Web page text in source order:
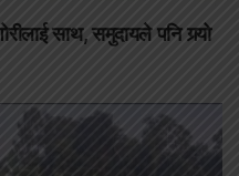
साथ, समुदायले पनि गर्‍यो